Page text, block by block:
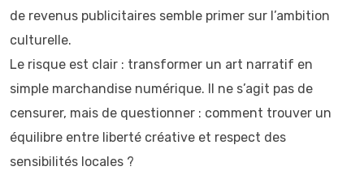
de revenus publicitaires semble primer sur l’ambition
culturelle.
Le risque est clair : transformer un art narratif en
simple marchandise numérique. Il ne s’agit pas de
censurer, mais de questionner : comment trouver un
équilibre entre liberté créative et respect des
sensibilités locales ?